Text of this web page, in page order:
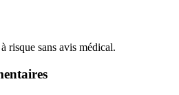
risque sans avis médical.